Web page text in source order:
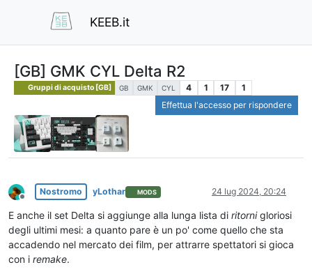
KEEB.it
[GB] GMK CYL Delta R2
Gruppi di acquisto [GB] GB GMK CYL 4 1 17
1
Effettua l'accesso per rispondere
Non in linea
Nostromo yLothar MODS 24 lug 2024, 20:24
E anche il set Delta si aggiunge alla lunga lista di ritornigloriosi
degli ultimi mesi: a quanto pare è un po' come quello che sta
accadendo nel mercato dei film, per attrarre spettatori si gioca
con i remake.